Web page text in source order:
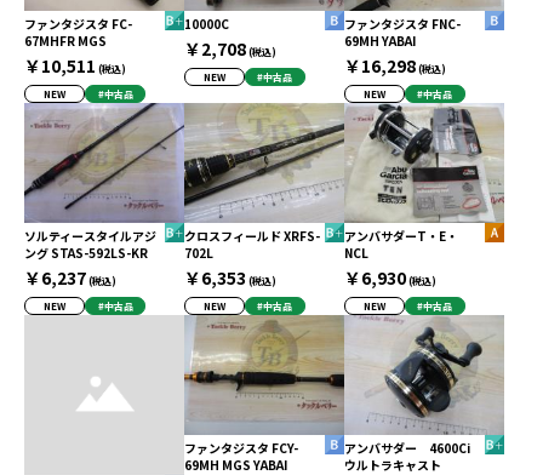
ファンタジスタ FC-
67MHFR MGS
￥10,511 (税込)
NEW
#中古品
10000C
￥2,708(税込)
NEW
#中古品
ファンタジスタ FNC-
69MH YABAI
￥16,298(税込)
NEW
#中古品
ソルティースタイルアジ
ング STAS-592LS-KR
￥6,237(税込)
NEW
#中古品
クロスフィールド XRFS-
702L
￥6,353 (税込)
NEW
#中古品
アンバサダーT・E・
NCL
￥6,930(税込)
NEW
#中古品
ファンタジスタ FCY-
69MH MGS YABAI
アンバサダー 4600Ci
ウルトラキャスト